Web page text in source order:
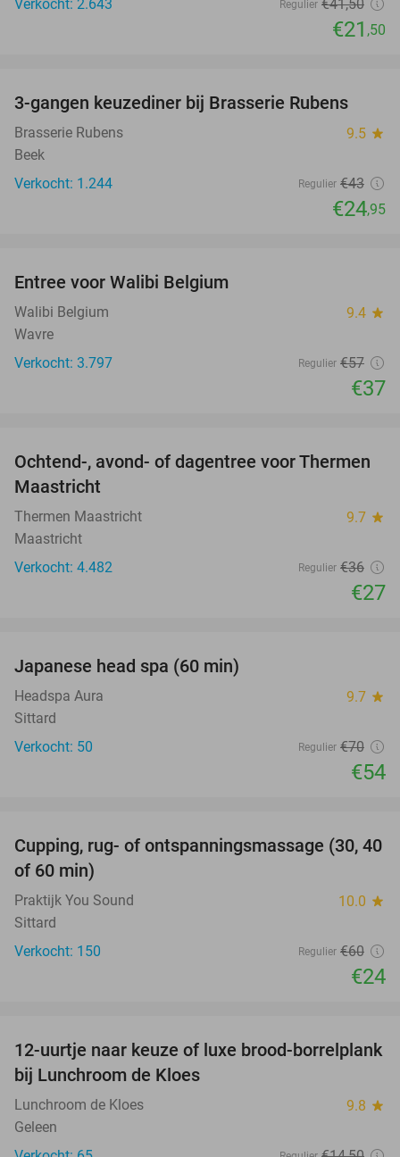
Verkocht: 2.643
Regulier €41,50
€21 ,50
42%
3-gangen keuzediner bij Brasserie Rubens
Brasserie Rubens 9.5 star
Beek
Verkocht: 1.244
Regulier €43
€24,95
Entree voor Walibi Belgium
Walibi Belgium 9.4 star
Wavre
Verkocht: 3.797
Regulier €57
€37
25%
Ochtend-, avond- of dagentree voor Thermen
Maastricht
Thermen Maastricht 9.7 star
Maastricht
Verkocht: 4.482
Regulier €36
€27
Japanese head spa (60 min)
Headspa Aura 9.7 star
Sittard
Verkocht: 50
Regulier €70
€54
60%
Cupping, rug- of ontspanningsmassage (30, 40
of 60 min)
Praktijk You Sound 10.0 star
Sittard
Verkocht: 150
Regulier €60
€24
21%
12-uurtje naar keuze of luxe brood-borrelplank
bij Lunchroom de Kloes
Lunchroom de Kloes 9.8 star
Geleen